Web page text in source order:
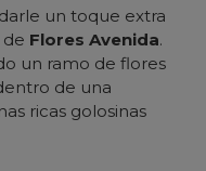
un toque extra
Flores Avenida.
un ramo de flores
de una
ricas golosinas